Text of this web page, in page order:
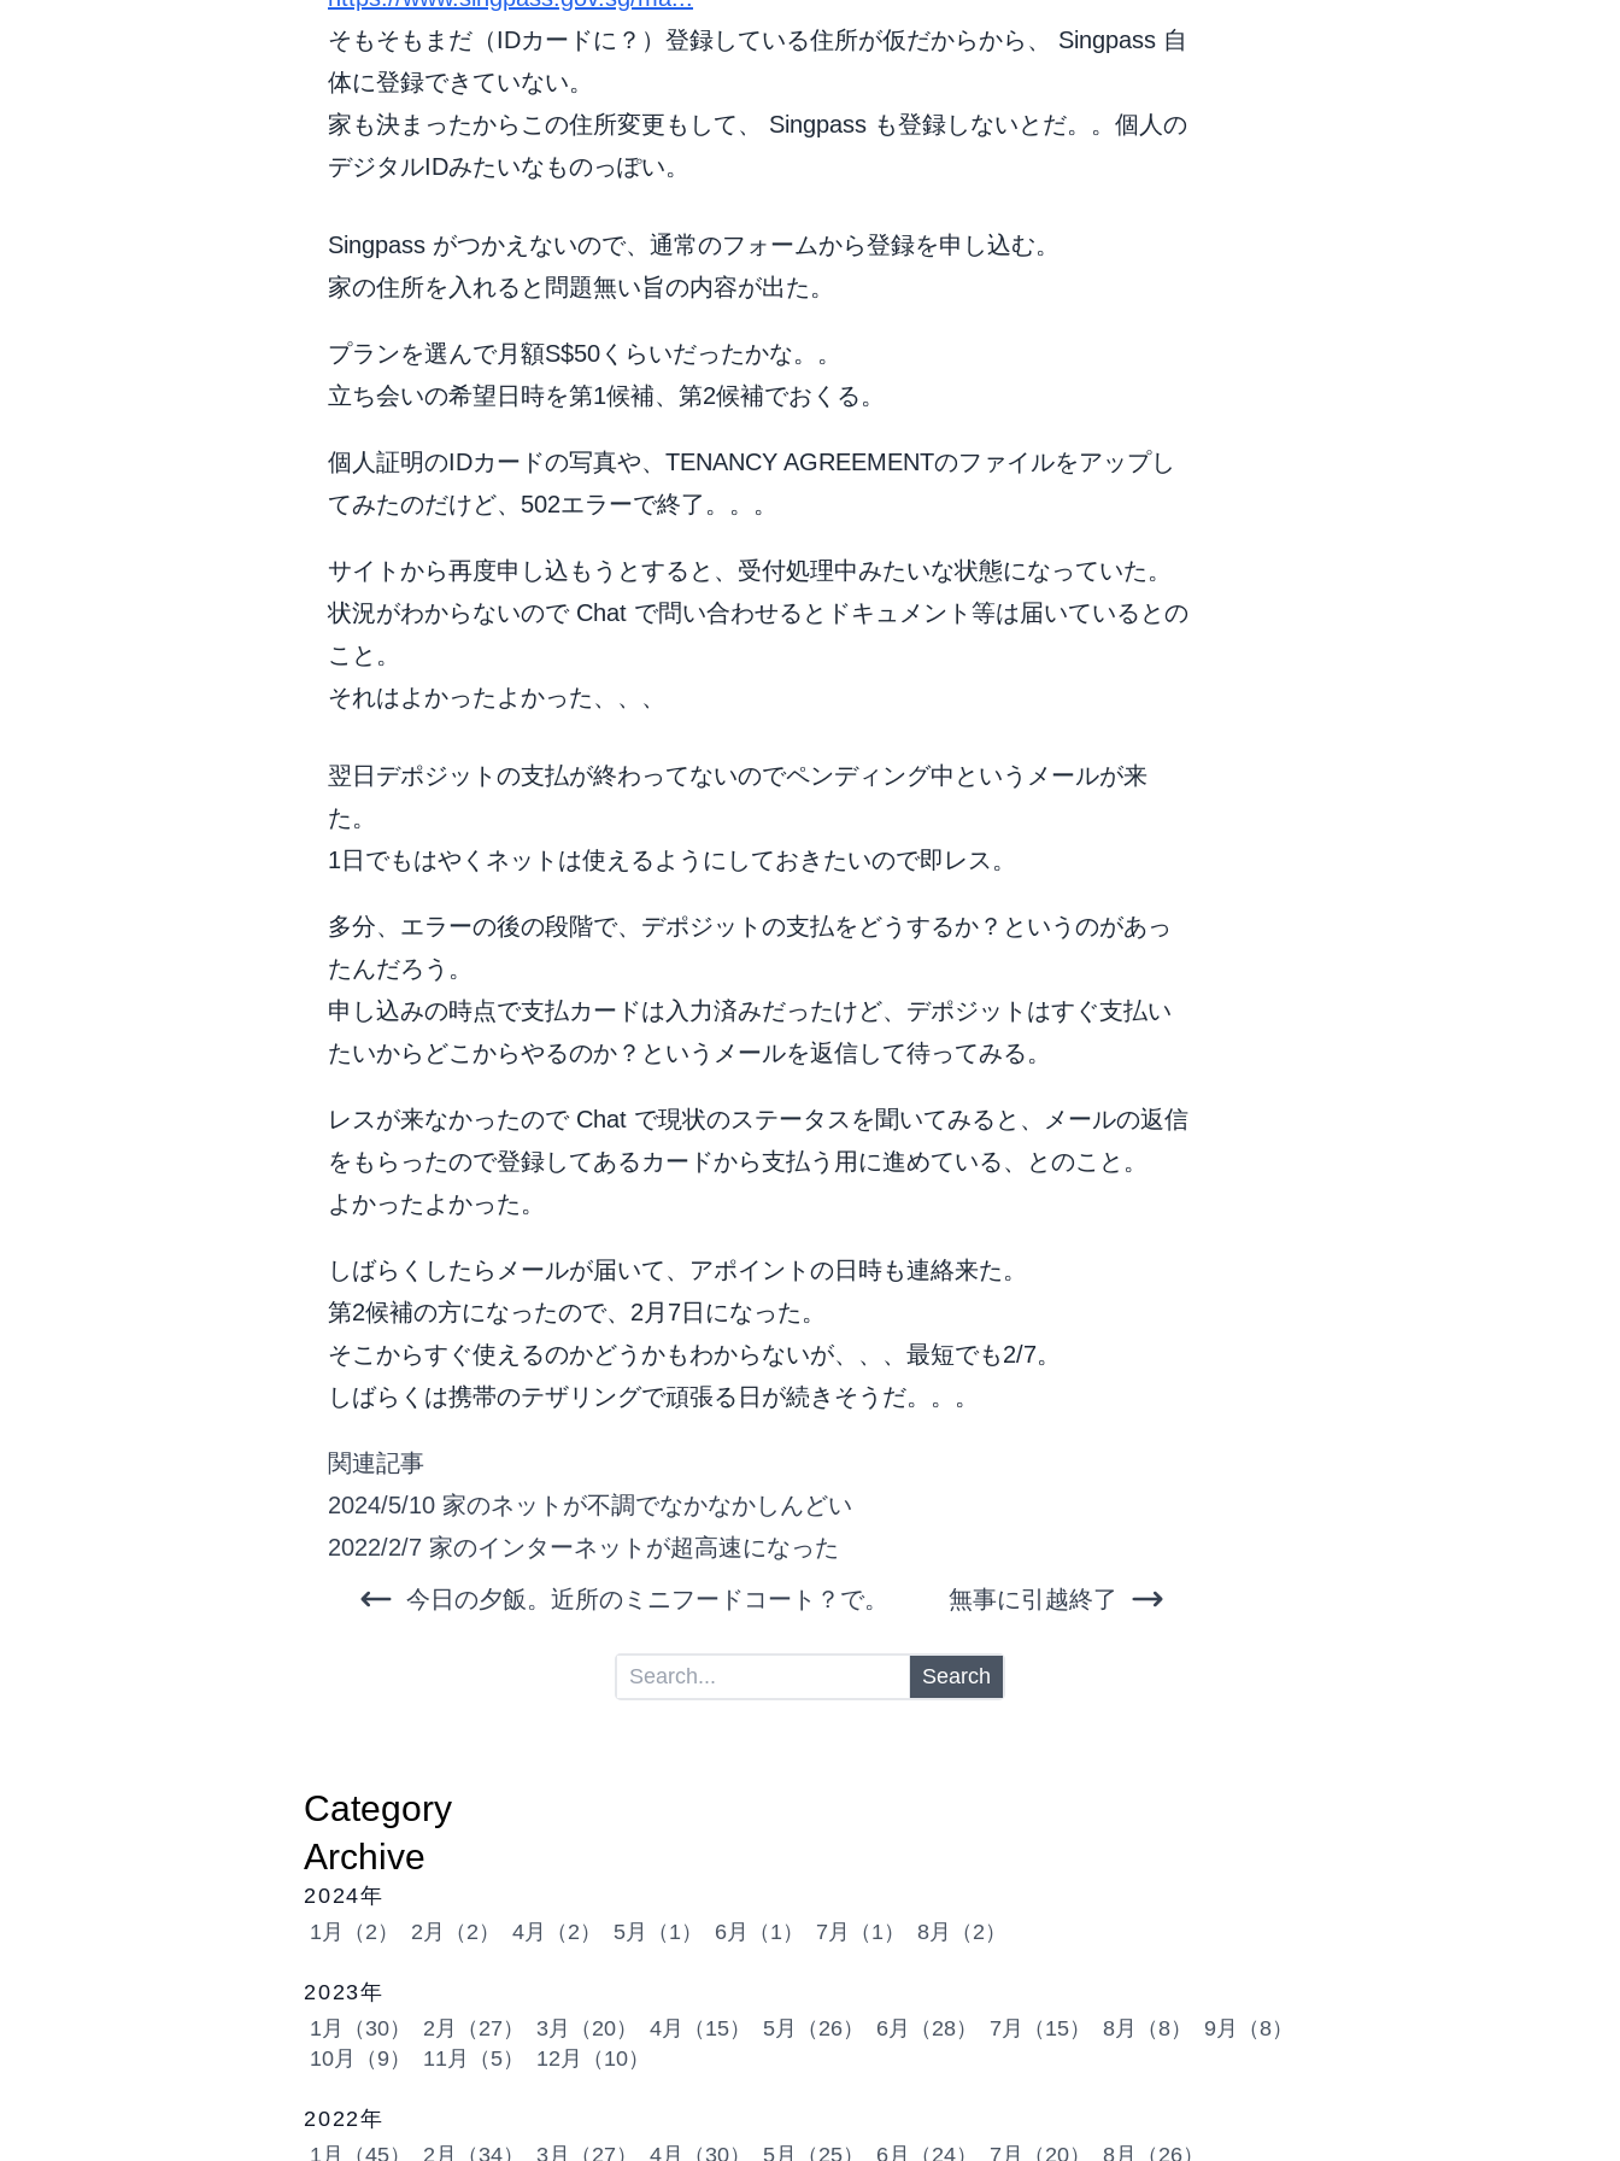
そもそもまだ（IDカードに？）登録している住所が仮だからから、 Singpass 自
体に登録できていない。
家も決まったからこの住所変更もして、 Singpass も登録しないとだ。。個人の
デジタルIDみたいなものっぽい。
Singpass がつかえないので、通常のフォームから登録を申し込む。
家の住所を入れると問題無い旨の内容が出た。
プランを選んで月額S$50くらいだったかな。。
立ち会いの希望日時を第1候補、第2候補でおくる。
個人証明のIDカードの写真や、TENANCY AGREEMENTのファイルをアップし
てみたのだけど、502エラーで終了。。。
サイトから再度申し込もうとすると、受付処理中みたいな状態になっていた。
状況がわからないので Chat で問い合わせるとドキュメント等は届いているとの
こと。
それはよかったよかった、、、
翌日デポジットの支払が終わってないのでペンディング中というメールが来
た。
1日でもはやくネットは使えるようにしておきたいので即レス。
多分、エラーの後の段階で、デポジットの支払をどうするか？というのがあっ
たんだろう。
申し込みの時点で支払カードは入力済みだったけど、デポジットはすぐ支払い
たいからどこからやるのか？というメールを返信して待ってみる。
レスが来なかったので Chat で現状のステータスを聞いてみると、メールの返信
をもらったので登録してあるカードから支払う用に進めている、とのこと。
よかったよかった。
しばらくしたらメールが届いて、アポイントの日時も連絡来た。
第2候補の方になったので、2月7日になった。
そこからすぐ使えるのかどうかもわからないが、、、最短でも2/7。
しばらくは携帯のテザリングで頑張る日が続きそうだ。。。
関連記事
2024/5/10 家のネットが不調でなかなかしんどい
2022/2/7 家のインターネットが超高速になった
今日の夕飯。近所のミニフードコート？で。
無事に引越終了
Search
Category
Archive
2024年
1月（2）
2月（2） 4月（2） 5月（1） 6月（1） 7月（1） 8月（2）
2023年
1月（30）
2月（27） 3月（20） 4月（15） 5月（26） 6月（28） 7月（15） 8月（8）
9月（8）
10月（9）
11月（5） 12月（10）
2022年
1月（45）
2月（34） 3月（27） 4月（30） 5月（25） 6月（24） 7月（20） 8月（26）